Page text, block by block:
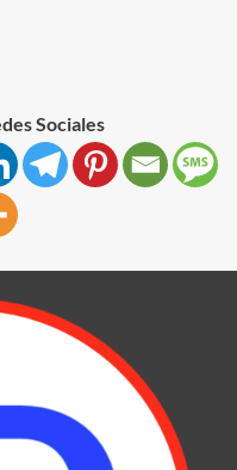
Sociales